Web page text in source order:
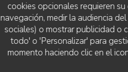
cookies opcionales requieren
navegación, medir la audiencia
sociales) o mostrar publicidad o
todo' o 'Personalizar' para
momento haciendo clic en el